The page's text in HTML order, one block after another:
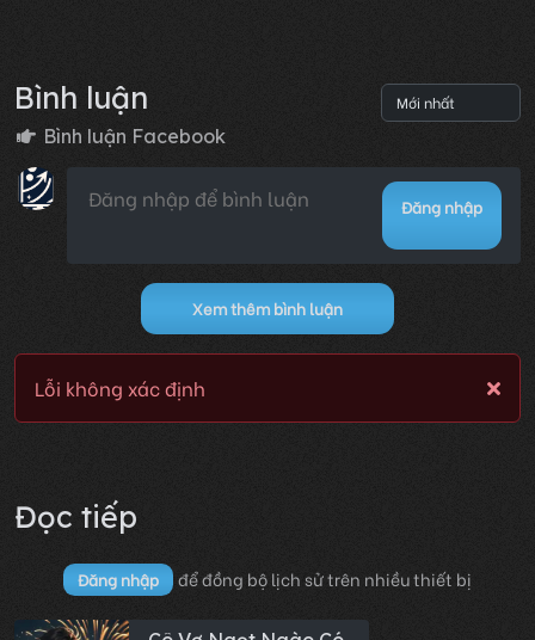
Bình luận
Bình luận Facebook
Đăng nhập
Xem thêm bình luận
Lỗi không xác định
Đọc tiếp
Đăng nhập để đồng bộ lịch sử trên nhiều thiết bị